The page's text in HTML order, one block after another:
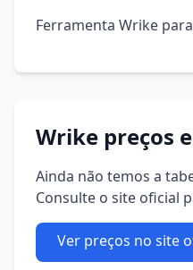
Ferramenta Wrike
Wrike preços
Ainda não temos a
Consulte o site oficial
Ver preços no site